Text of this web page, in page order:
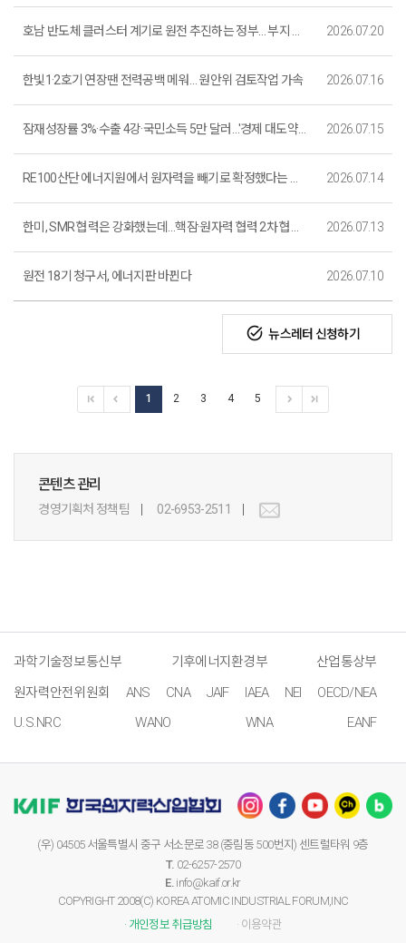
호남 반도체 클러스터 계기로 원전 추진하는 정부… 부지 확보까지는 ‘첩첩산중’ 2026.07.20
한빛1·2호기 연장땐 전력공백 메워… 원안위 검토작업 가속 2026.07.16
잠재성장률 3%·수출 4강·국민소득 5만 달러…'경제 대도약 원년' 2026.07.15
RE100산단 에너지원에서 원자력을 빼기로 확정했다는 보도는 사실과 다릅니다. 2026.07.14
한미, SMR 협력은 강화했는데…핵잠·원자력 협력 2차 협의 일정 아직 2026.07.13
원전 18기 청구서, 에너지판 바뀐다 2026.07.10
task_alt 뉴스레터 신청하기
1 2 3 4 5
콘텐츠 관리
경영기획처 정책팀 02-6953-2511
과학기술정보통신부 기후에너지환경부
산업통상부
원자력안전위원회
ANS CNA JAIF IAEA NEI
OECD/NEA
U.S.NRC
WANO WNA EANF
(우) 04505 서울특별시 중구 서소문로 38 (중림동 500번지) 센트럴타워 9층
T. 02-6257-2570
E. info@kaif.or.kr
COPYRIGHT 2008(C) KOREA ATOMIC INDUSTRIAL FORUM,INC
· 개인정보 취급방침
· 이용약관